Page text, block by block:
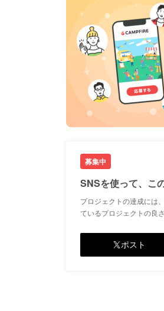
募集中
SNSを使って、こ
プロジェクトの達成には
ているプロジェクトの良
ポスト